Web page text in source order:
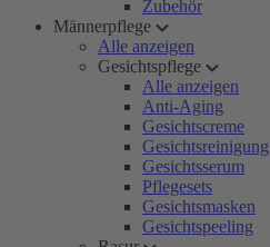
Zubehör
Männerpflege
Alle anzeigen
Gesichtspflege
Alle anzeigen
Anti-Aging
Gesichtscreme
Gesichtsreinigung
Gesichtsserum
Pflegesets
Gesichtsmasken
Gesichtspeeling